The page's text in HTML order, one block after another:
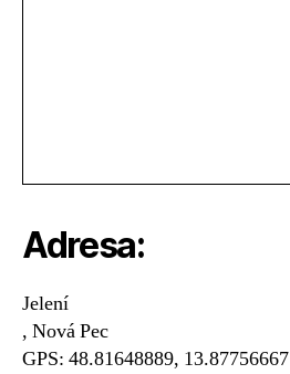
Adresa:
Jelení
, Nová Pec
GPS: 48.81648889, 13.87756667